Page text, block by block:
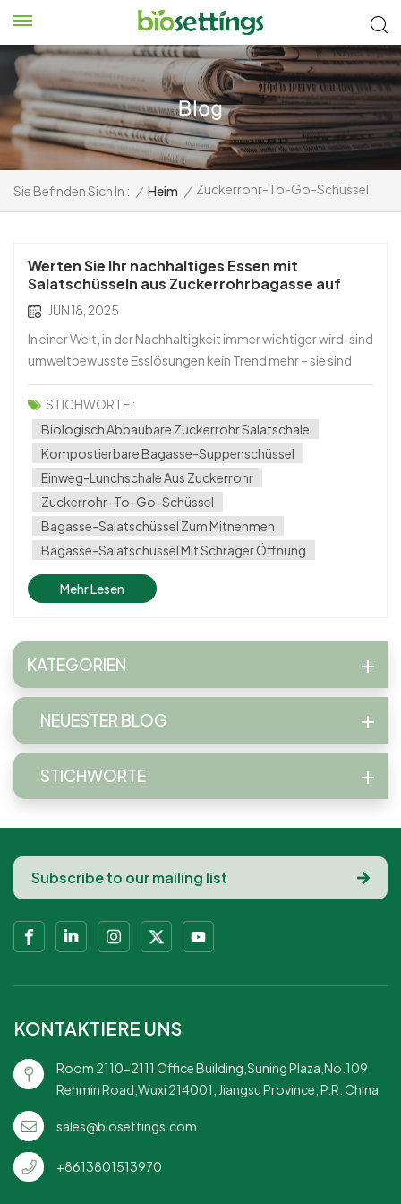
Sie Befinden Sich In : / Heim / Zuckerrohr-To-Go-Schüssel
Werten Sie Ihr nachhaltiges Essen mit
Salatschüsseln aus Zuckerrohrbagasse auf
JUN 18, 2025
In einer Welt, in der Nachhaltigkeit immer wichtiger wird, sind
umweltbewusste Esslösungen kein Trend mehr – sie sind
eine Notwendigkeit. Die *Biologisch abbaubare
Salatschüssel aus Zuckerrohrbagasse mit schräger
Öffnung und Deckel* ist eine stilvolle, funktionale und
umweltfreundliche Option für Re...
STICHWORTE :
Biologisch Abbaubare Zuckerrohr Salatschale
Kompostierbare Bagasse-Suppenschüssel
Einweg-Lunchschale Aus Zuckerrohr
Zuckerrohr-To-Go-Schüssel
Bagasse-Salatschüssel Zum Mitnehmen
Bagasse-Salatschüssel Mit Schräger Öffnung
Mehr Lesen
KATEGORIEN
NEUESTER BLOG
STICHWORTE
KONTAKTIERE UNS
Room 2110-2111 Office Building,Suning Plaza,No.109
Renmin Road,Wuxi 214001, Jiangsu Province, P.R. China
sales@biosettings.com
+8613801513970